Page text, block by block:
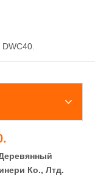
Ко., Лтд.